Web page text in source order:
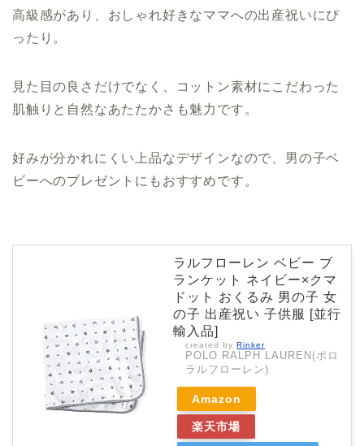
高級感があり、おしゃれ好きなママへの出産祝いにぴ
ったり。
見た目の良さだけでなく、コットン素材にこだわった
肌触りと自然なあたたかさも魅力です。
好みが分かれにくい上品なデザインなので、男の子ベ
ビーへのプレゼントにもおすすめです。
ラルフローレン ベビー ブ
ランケット ネイビー×クマ
ドット おくるみ 男の子 女
の子 出産祝い 子供服 [並行
輸入品]
created by Rinker
POLO RALPH LAUREN(ポロ
ラルフローレン)
Amazon
楽天市場